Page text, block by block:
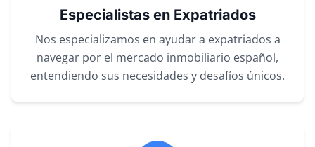
Especialistas en Expatriados
Nos especializamos en ayudar a expatriados a
navegar por el mercado inmobiliario español,
entendiendo sus necesidades y desafíos únicos.